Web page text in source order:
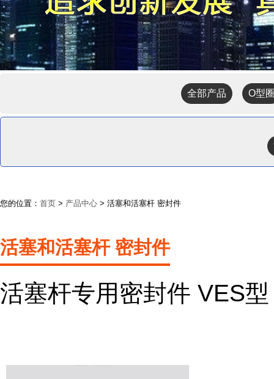
全部产品 O型
您的位置： 首页 > 产品中心 > 活塞和活塞杆 密封件
活塞和活塞杆 密封件
活塞杆专用密封件 VES